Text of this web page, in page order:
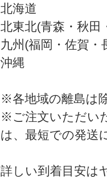
北海道
北東北(青森・秋田
九州(福岡・佐賀・
沖縄
※各地域の離島は
※ご注文いただい
は、最短での発送
詳しい到着目安は